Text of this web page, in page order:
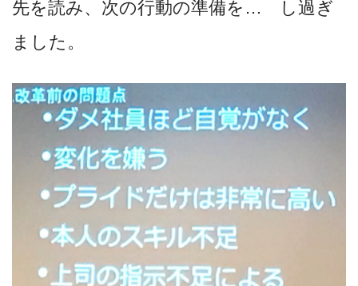
先を読み、次の行動の準備を… し過ぎ
ました。